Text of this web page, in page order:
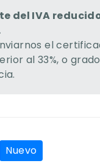
del IVA
el
al 33%, o
Nuevo